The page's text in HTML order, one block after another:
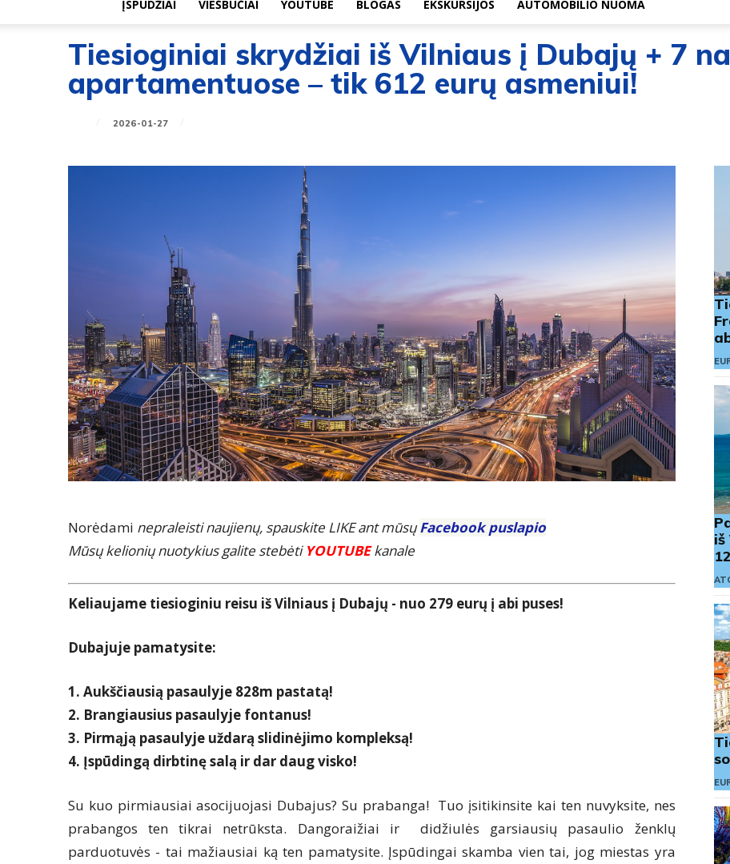
ĮSPŪDŽIAI VIEŠBUČIAI YOUTUBE BLOGAS EKSKURSIJOS AUTOMOBILIO NUOMA
Tiesioginiai skrydžiai iš Vilniaus į Dubajų + 7
apartamentuose – tik 612 eurų asmeniui!
2026-01-27
Norėdami nepraleisti naujienų, spauskite LIKE ant mūsųFacebook puslapio
Mūsų kelionių nuotykius galite stebėti YOUTUBEkanale
Keliaujame tiesioginiu reisu iš Vilniaus į Dubajų - nuo 279 eurų į abi puses!
Dubajuje pamatysite:
1. Aukščiausią pasaulyje 828m pastatą!
2. Brangiausius pasaulyje fontanus!
3. Pirmąją pasaulyje uždarą slidinėjimo kompleksą!
4. Įspūdingą dirbtinę salą ir dar daug visko!
Su kuo pirmiausiai asocijuojasi Dubajus? Su prabanga! Tuo įsitikinsite kai ten nuvyksite, nes
prabangos ten tikrai netrūksta. Dangoraižiai ir didžiulės garsiausių pasaulio ženklų
parduotuvės - tai mažiausiai ką ten pamatysite. Įspūdingai skamba vien tai, jog miestas yra
iš